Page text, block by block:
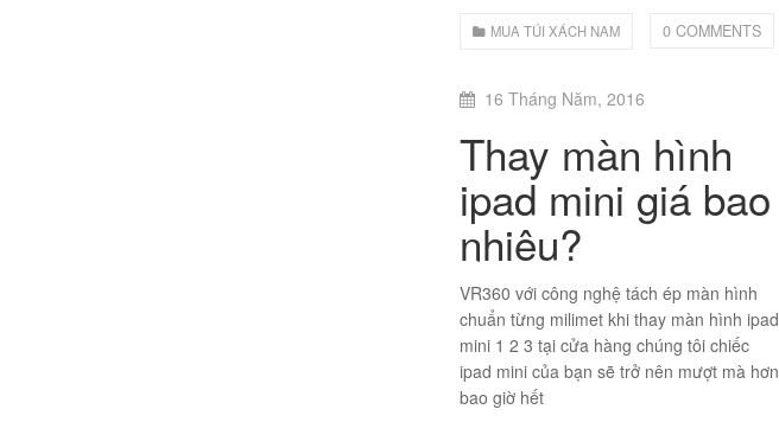
MUA TÚI XÁCH NAM 0 COMMENTS
16 Tháng Năm, 2016
Thay màn hình
ipad mini giá bao
nhiêu?
VR360 với công nghệ tách ép màn hình
chuẩn từng milimet khi thay màn hình ipad
mini 1 2 3 tại cửa hàng chúng tôi chiếc
ipad mini của bạn sẽ trở nên mượt mà hơn
bao giờ hết